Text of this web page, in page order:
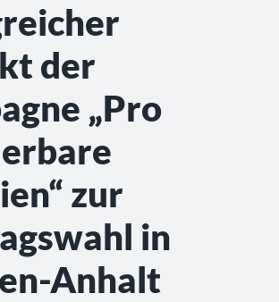
der
„Pro
zur
in
Anhalt